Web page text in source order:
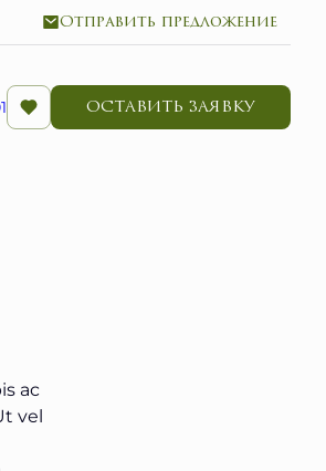
Отправить предложение
ОСТАВИТЬ ЗАЯВКУ
ac
vel